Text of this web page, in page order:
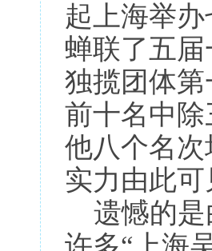
起上海举
蝉联了五
独揽团体
前十名中
他八个名
实力由此可
遗憾的是